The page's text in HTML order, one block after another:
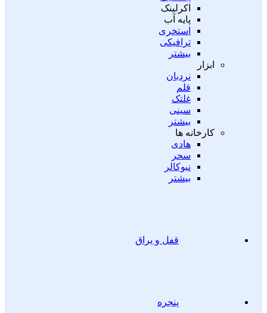
اکرلینک
پایه آب
استخری
ترافیکی
بیشتر
ابزار
نردبان
قلم
غلتک
سینی
بیشتر
کارخانه ها
هادی
سحر
نیوکالر
بیشتر
قفل و یراق
پنجره